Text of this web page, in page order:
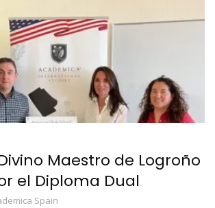
Maestro de Logroño
el Diploma Dual
Spain